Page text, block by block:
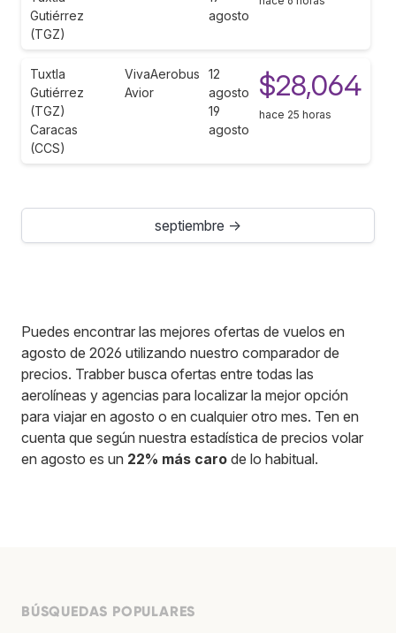
Gutiérrez
(TGZ)
agosto
Tuxtla
Gutiérrez
(TGZ)
Caracas
(CCS)
VivaAerobus
Avior
12
agosto
19
agosto
$28,064
hace 25 horas
septiembre →
Puedes encontrar las mejores ofertas de vuelos en
agosto de 2026 utilizando nuestro comparador de
precios. Trabber busca ofertas entre todas las
aerolíneas y agencias para localizar la mejor opción
para viajar en agosto o en cualquier otro mes. Ten en
cuenta que según nuestra estadística de precios volar
en agosto es un 22% más caro de lo habitual.
BÚSQUEDAS POPULARES